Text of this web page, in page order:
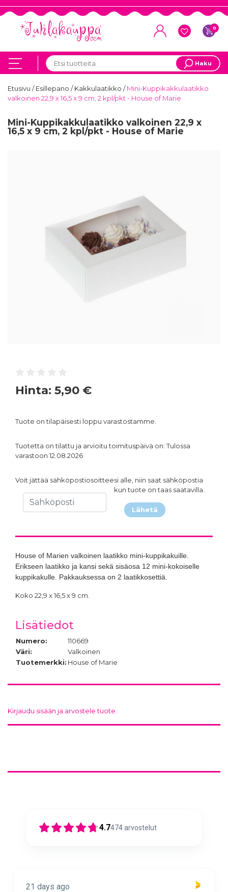
0
Haku
Etusivu /Esillepano /Kakkulaatikko /Mini-Kuppikakkulaatikko
valkoinen 22,9 x 16,5 x 9 cm, 2 kpl/pkt - House of Marie
Mini-Kuppikakkulaatikko valkoinen 22,9 x
16,5 x 9 cm, 2 kpl/pkt - House of Marie
Hinta: 5,90 €
Tuote on tilapäisesti loppu varastostamme.
Tuotetta on tilattu ja arvioitu toimituspäivä on: Tulossa
varastoon 12.08.2026
Voit jättää sähköpostiosoitteesi alle, niin saat sähköpostia
kun tuote on taas saatavilla.
Lähetä
House of Marien valkoinen laatikko mini-kuppikakuille.
Erikseen laatikko ja kansi sekä sisäosa 12 mini-kokoiselle
kuppikakulle. Pakkauksessa on 2 laatikkosettiä.
Koko 22,9 x 16,5 x 9 cm.
Lisätiedot
Numero:
110669
Väri:
Valkoinen
Tuotemerkki: House of Marie
Kirjaudu sisään ja arvostele tuote.
4.7474arvostelut
21 days ago